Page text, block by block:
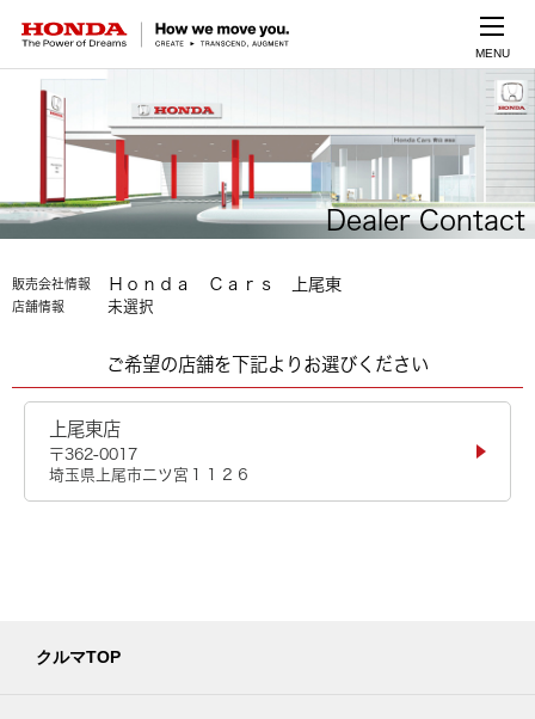
MENU
Dealer Contact
販売会社情報 Ｈｏｎｄａ Ｃａｒｓ 上尾東
店舗情報 未選択
ご希望の店舗を下記よりお選びください
上尾東店
〒362-0017
埼玉県上尾市二ツ宮１１２６
クルマTOP